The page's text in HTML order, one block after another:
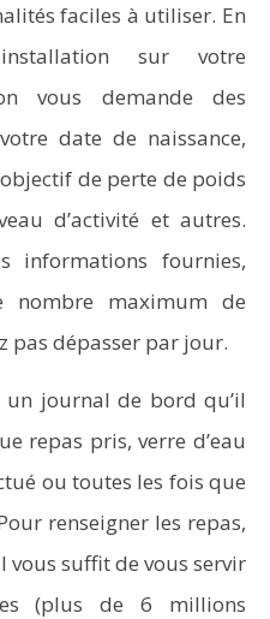
faciles à utiliser. En
sur votre
vous demande des
date de naissance,
de perte de poids
d’activité et autres.
informations fournies,
nombre maximum de
pas dépasser par jour.
journal de bord qu’il
repas pris, verre d’eau
ou toutes les fois que
renseigner les repas,
suffit de vous servir
(plus de 6 millions